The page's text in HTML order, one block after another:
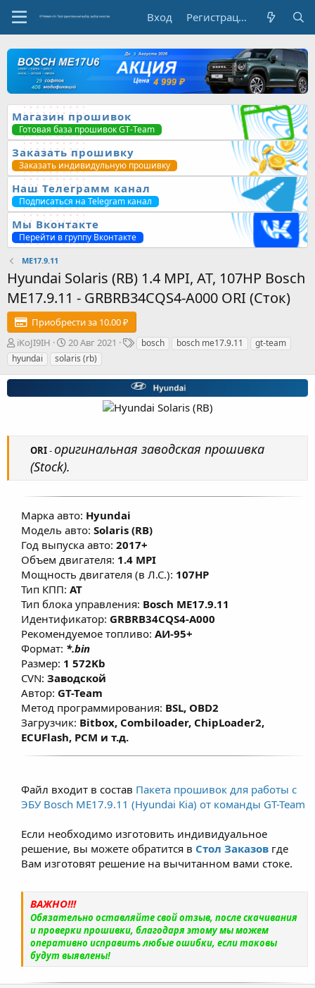
Вход Регистрация
Магазин прошивок
Готовая база прошивок GT-Team
Заказать прошивку
Заказать индивидульную прошивку
Наш Телеграмм канал
Подписаться на Telegram канал
Мы Вконтакте
Перейти в группу Вконтакте
ME17.9.11
Hyundai Solaris (RB) 1.4 MPI, AT, 107HP Bosch
ME17.9.11 - GRBRB34CQS4-A000 ORI (Сток)
Приобрести за 10.00 ₽
А
в
т
о
iKoJI9IH
Д
а
т
а
н
и
20 Авг 2021
Т
и
bosch bosch me17.9.11
gt-team
hyundai
solaris (rb)
ORI- оригинальная заводская прошивка
(Stock).
Марка авто: Hyundai
Модель авто: Solaris (RB)
Год выпуска авто: 2017+
Объем двигателя: 1.4 MPI
Мощность двигателя (в Л.С.): 107HP
Тип КПП: AT
Тип блока управления: Bosch ME17.9.11
Идентификатор: GRBRB34CQS4-A000
Рекомендуемое топливо: АИ-95+
Формат: *.bin
Размер: 1 572Kb
CVN: Заводской
Автор: GT-Team
Метод программирования: BSL, OBD2
Загрузчик: Bitbox, Combiloader, ChipLoader2,
ECUFlash, PCM и т.д.
Файл входит в состав Пакета прошивок для работы с
ЭБУ Bosch ME17.9.11 (Hyundai Kia) от команды GT-Team
Если необходимо изготовить индивидуальное
решение, вы можете обратится в Стол Заказов где
Вам изготовят решение на вычитанном вами стоке.
ВАЖНО!!!
Обязательно оставляйте свой отзыв, после скачивания
и проверки прошивки, благодаря этому мы можем
оперативно исправить любые ошибки, если таковы
будут выявлены!